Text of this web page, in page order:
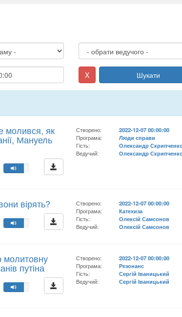
X Шукати
молився, як
Мануель
Створено:
2022-12-07 00:00:00
Програма:
Люди справи
Гість:
Олександр
Ведучий:
Олександр
вірять? Створено:
2022-12-07 00:00:00
Програма:
Катехиза
Гість:
Олексій Самсонов
Ведучий:
Олексій Самсонов
молитовну
путіна
Створено:
2022-12-07 00:00:00
Програма:
Резонанс
Гість:
Сергій Іваницький
Ведучий:
Сергій Іваницький